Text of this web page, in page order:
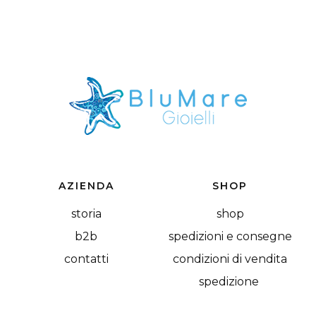
AZIENDA
storia
b2b
contatti
SHOP
shop
spedizioni e consegne
condizioni di vendita
spedizione